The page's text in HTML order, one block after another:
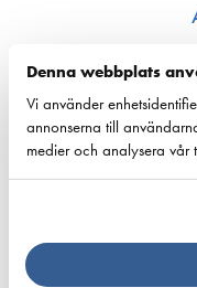
Denna webbplats
Vi använder
annonserna till
medier och analysera vår
Rederierna